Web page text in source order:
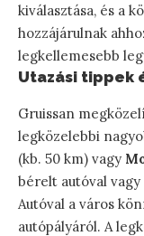
kiválasztása, és a
hozzájárulnak
legkellemesebb
Utazási tippek
Gruissan
legközelebbi
(kb. 50 km) vagy
bérelt autóval vagy
Autóval a város
autópályáról. A